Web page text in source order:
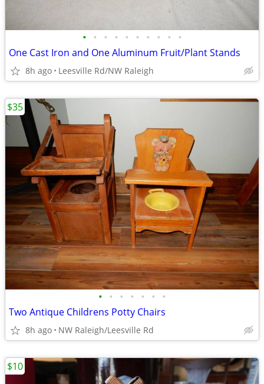
• • • • • • • • • •
One Cast Iron and One Aluminum Fruit/Plant Stands
8h ago Leesville Rd/NW Raleigh
• • • • • • •
Two Antique Childrens Potty Chairs
8h ago NW Raleigh/Leesville Rd
$35
$10